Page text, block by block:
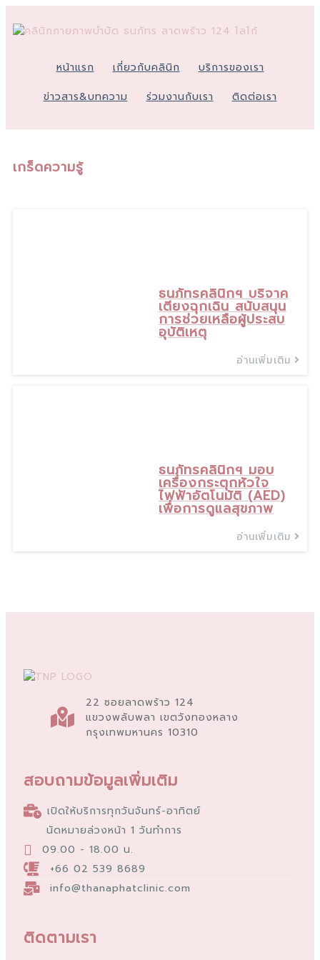
หน้าแรก เกี่ยวกับคลินิก
บริการของเรา
ข่าวสาร&บทความ
ร่วมงานกับเรา ติดต่อเรา
เกร็ดความรู้
ธนภัทรคลินิกฯ บริจาค
เตียงฉุกเฉิน สนับสนุน
การช่วยเหลือผู้ประสบ
อุบัติเหตุ
อ่านเพิ่มเติม
ธนภัทรคลินิกฯ มอบ
เครื่องกระตุกหัวใจ
ไฟฟ้าอัตโนมัติ (AED)
เพื่อการดูแลสุขภาพ
อ่านเพิ่มเติม
22 ซอยลาดพร้าว 124
แขวงพลับพลา เขตวังทองหลาง
กรุงเทพมหานคร 10310
สอบถามข้อมูลเพิ่มเติม
เปิดให้บริการทุกวันจันทร์-อาทิตย์
นัดหมายล่วงหน้า 1 วันทำการ
09.00 - 18.00 น.
+66 02 539 8689
info@thanaphatclinic.com
ติดตามเรา